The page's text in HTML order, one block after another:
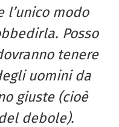
l’unico modo
Posso
tenere
uomini da
giuste (cioè
debole).